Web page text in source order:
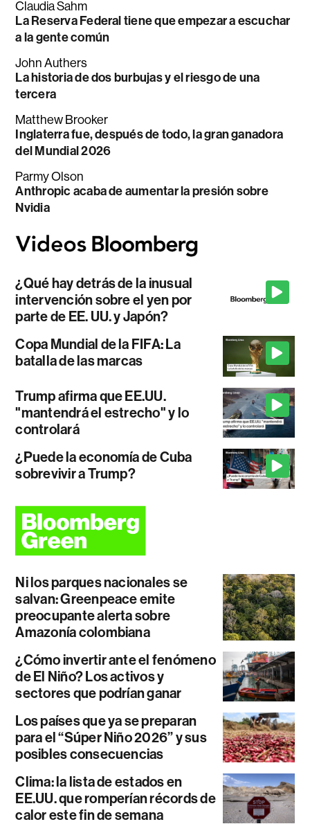
Claudia Sahm
La Reserva Federal tiene que empezar a escuchar
a la gente común
John Authers
La historia de dos burbujas y el riesgo de una
tercera
Matthew Brooker
Inglaterra fue, después de todo, la gran ganadora
del Mundial 2026
Parmy Olson
Anthropic acaba de aumentar la presión sobre
Nvidia
¿Qué hay detrás de la inusual
intervención sobre el yen por
parte de EE. UU. y Japón?
Copa Mundial de la FIFA: La
batalla de las marcas
Trump afirma que EE.UU.
"mantendrá el estrecho" y lo
controlará
¿Puede la economía de Cuba
sobrevivir a Trump?
Ni los parques nacionales se
salvan: Greenpeace emite
preocupante alerta sobre
Amazonía colombiana
¿Cómo invertir ante el fenómeno
de El Niño? Los activos y
sectores que podrían ganar
Los países que ya se preparan
para el “Súper Niño 2026” y sus
posibles consecuencias
Clima: la lista de estados en
EE.UU. que romperían récords de
calor este fin de semana